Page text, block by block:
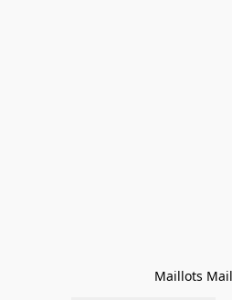
Maillots